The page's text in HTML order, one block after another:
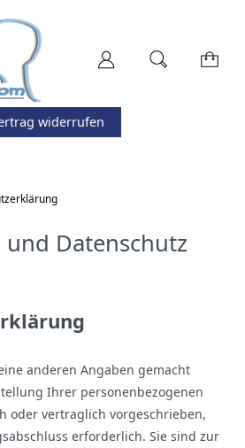
widerrufen
Datenschutz
anderen Angaben gemacht
Ihrer personenbezogenen
oder vertraglich vorgeschrieben,
erforderlich. Sie sind zur